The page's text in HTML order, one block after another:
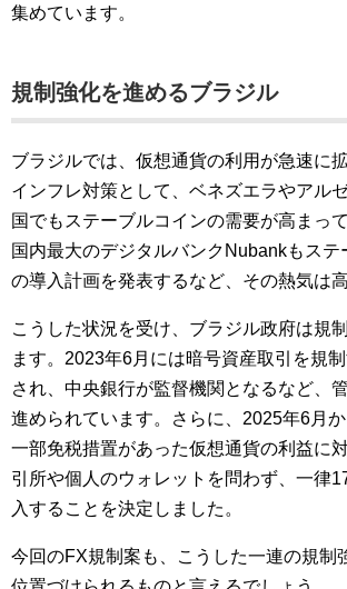
集めています。
規制強化を進めるブラジル
ブラジルでは、仮想通貨の利用が急速に
インフレ対策として、ベネズエラやアル
国でもステーブルコインの需要が高まっ
国内最大のデジタルバンクNubankもステ
の導入計画を発表するなど、その熱気は
こうした状況を受け、ブラジル政府は規
ます。2023年6月には暗号資産取引を規
され、中央銀行が監督機関となるなど、
進められています。さらに、2025年6月
一部免税措置があった仮想通貨の利益に
引所や個人のウォレットを問わず、一律
入することを決定しました。
今回のFX規制案も、こうした一連の規制